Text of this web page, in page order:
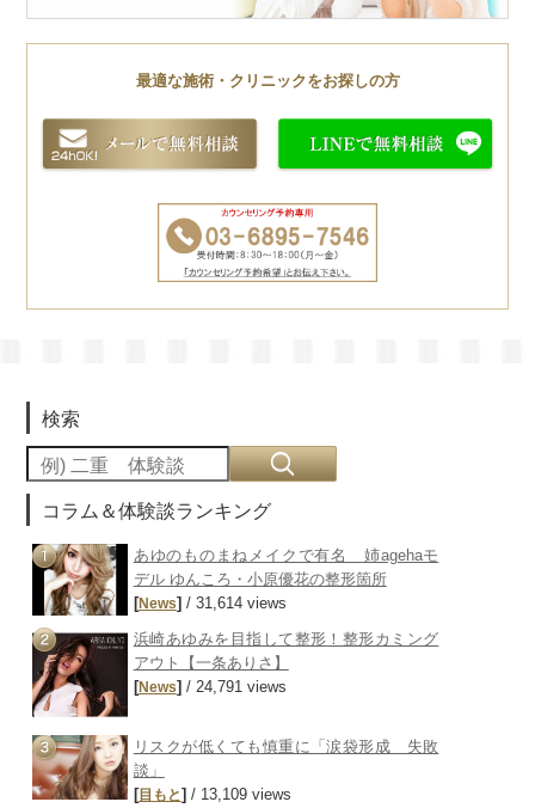
最適な施術・クリニックをお探しの方
検索
コラム＆体験談ランキング
あゆのものまねメイクで有名 姉agehaモ
デル ゆんころ・小原優花の整形箇所
[News] / 31,614 views
浜崎あゆみを目指して整形！整形カミング
アウト【一条ありさ】
[News] / 24,791 views
リスクが低くても慎重に「涙袋形成 失敗
談」
[目もと] / 13,109 views